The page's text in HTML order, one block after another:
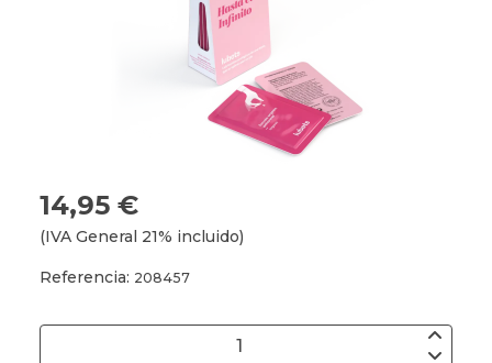
14,95 €
(IVA General 21% incluido)
Referencia: 208457